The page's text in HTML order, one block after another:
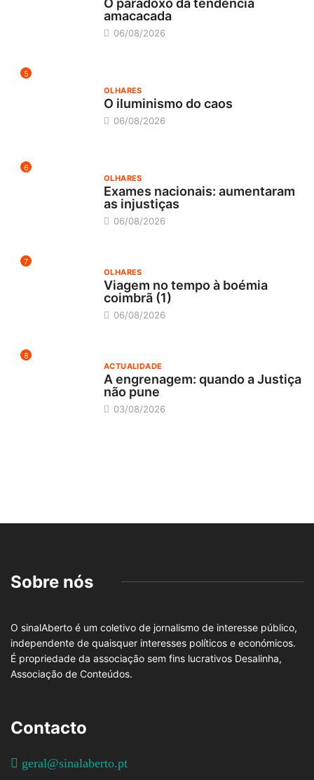
O paradoxo da tendência
amacacada
06/08/2026
5
OLHARES
O iluminismo do caos
06/08/2026
6
OLHARES
Exames nacionais: aumentaram
as injustiças
06/08/2026
7
OLHARES
Viagem no tempo à boémia
coimbrã (1)
06/08/2026
8
ACTUALIDADE
A engrenagem: quando a Justiça
não pune
03/08/2026
Sobre nós
O sinalAberto é um coletivo de jornalismo de interesse público,
independente de quaisquer interesses políticos e económicos.
É propriedade da associação sem fins lucrativos Desalinha,
Associação de Conteúdos.
Contacto
geral@sinalaberto.pt